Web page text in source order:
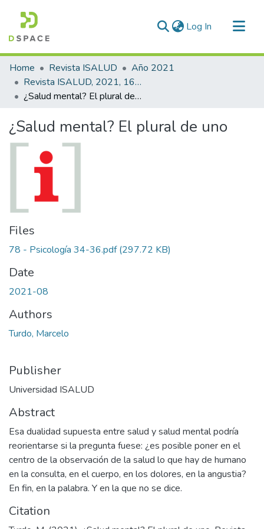
Log In (current)
Communities & Collections
All of DSpace
Statistics
Home Revista ISALUD
Año 2021
Revista ISALUD, 2021, 16(78)
¿Salud mental? El plural de uno
¿Salud mental? El plural de uno
Files
78 - Psicología 34-36.pdf(297.72 KB)
Date
2021-08
Authors
Turdo, Marcelo
Publisher
Universidad ISALUD
Abstract
Esa dualidad supuesta entre salud y salud mental podría
reorientarse si la pregunta fuese: ¿es posible poner en el
centro de la observación de la salud lo que hay de humano
en la consulta, en el cuerpo, en los dolores, en la angustia?
En fin, en la palabra. Y en la que no se dice.
Citation